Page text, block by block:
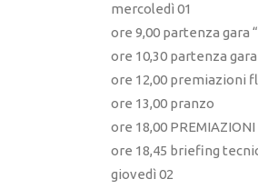
mercoledì 01
ore 9,00 partenza gara
ore 10,30 partenza
ore 12,00 premiazioni
ore 13,00 pranzo
ore 18,00
ore 18,45 briefing
giovedì 02